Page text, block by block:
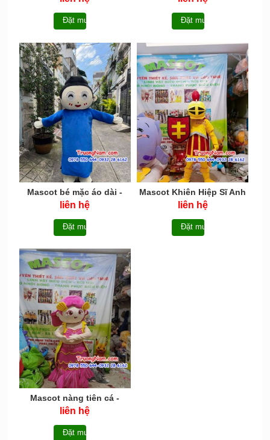
Đặt mua Đặt mua
Mascot bé mặc áo dài -
MCN053
liên hệ
Đặt mua
Mascot Khiên Hiệp Sĩ Anh
hùng SNA - MCN052
liên hệ
Đặt mua
Mascot nàng tiên cá -
MCN051
liên hệ
Đặt mua